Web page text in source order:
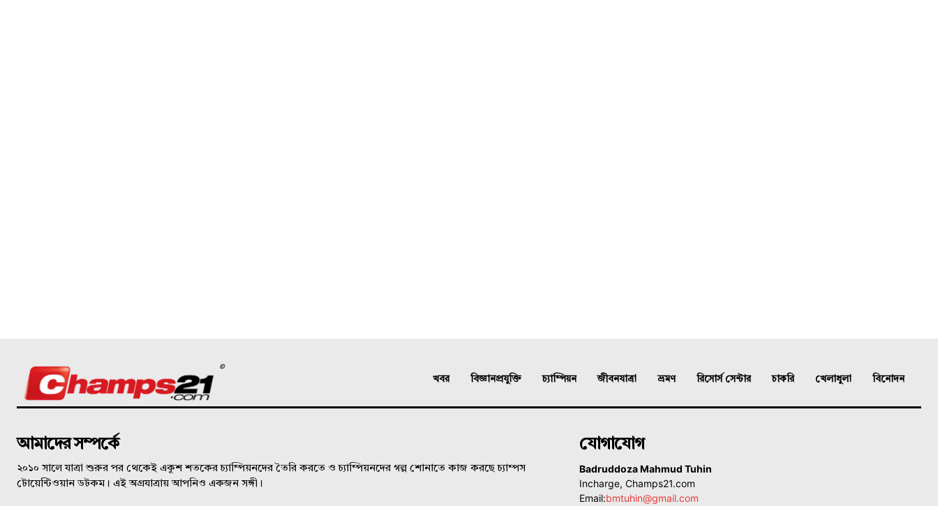
©
খবর বিজ্ঞানপ্রযুক্তি চ্যাম্পিয়ন জীবনযাত্রা ভ্রমণ রিসোর্স সেন্টার চাকরি খেলাধুলা বিনোদন
আমাদের সম্পর্কে
২০১০ সালে যাত্রা শুরুর পর থেকেই একুশ শতকের চ্যাম্পিয়নদের তৈরি করতে ও চ্যাম্পিয়নদের গল্প শোনাতে কাজ করছে চ্যাম্পস
টোয়েন্টিওয়ান ডটকম। এই অগ্রযাত্রায় আপনিও একজন সঙ্গী।
যোগাযোগ
Badruddoza Mahmud Tuhin
Incharge, Champs21.com
Email:bmtuhin@gmail.com